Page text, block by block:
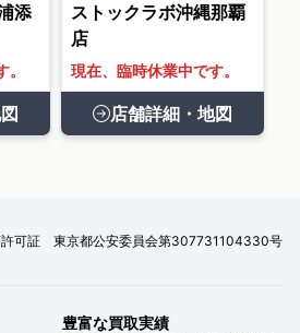
添
ストックラボ沖縄那覇
店
現在、臨時休業中です。
店舗詳細・地図
許可証 東京都公安委員会第307731104330号
豊富な買取実績